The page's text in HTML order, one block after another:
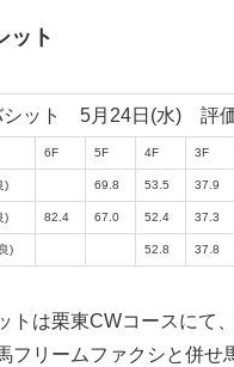
ット
シット 5月24日(水) 評
6F 5F 4F 3F
) 69.8 53.5 37.9
) 82.4 67.0 52.4 37.3
) 52.8 37.8
トは栗東CWコースにて
フリームファクシと併せ